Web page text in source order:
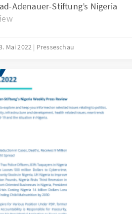
Adenauer-Stiftung’s Nigeria
Mai 2022 Presseschau